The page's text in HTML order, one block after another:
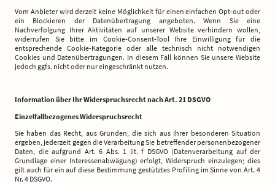
Vom Anbieter wird derzeit keine Möglichkeit für einen einfachen Opt-out oder
ein Blockieren der Datenübertragung angeboten. Wenn Sie eine
Nachverfolgung Ihrer Aktivitäten auf unserer Website verhindern wollen,
widerrufen Sie bitte im Cookie-Consent-Tool Ihre Einwilligung für die
entsprechende Cookie-Kategorie oder alle technisch nicht notwendigen
Cookies und Datenübertragungen. In diesem Fall können Sie unsere Website
jedoch ggfs. nicht oder nur eingeschränkt nutzen.
Information über Ihr Widerspruchsrecht nach Art. 21 DSGVO
Einzelfallbezogenes Widerspruchsrecht
Sie haben das Recht, aus Gründen, die sich aus Ihrer besonderen Situation
ergeben, jederzeit gegen die Verarbeitung Sie betreffender personenbezogener
Daten, die aufgrund Art. 6 Abs. 1 lit. f DSGVO (Datenverarbeitung auf der
Grundlage einer Interessenabwägung) erfolgt, Widerspruch einzulegen; dies
gilt auch für ein auf diese Bestimmung gestütztes Profiling im Sinne von Art. 4
Nr. 4 DSGVO.